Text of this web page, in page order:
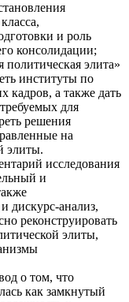
и роль
консолидации;
политическая элита»
институты по
кадров, а также дать
для
решения
на
элиты.
исследования
и
дискурс-анализ,
реконструировать
элиты,
о том, что
как замкнутый